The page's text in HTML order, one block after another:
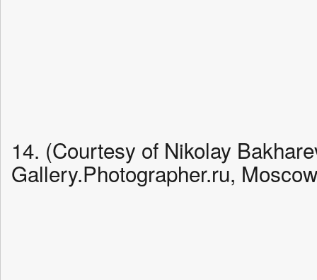
14. (Courtesy of Nikolay
Gallery.Photographer.ru,